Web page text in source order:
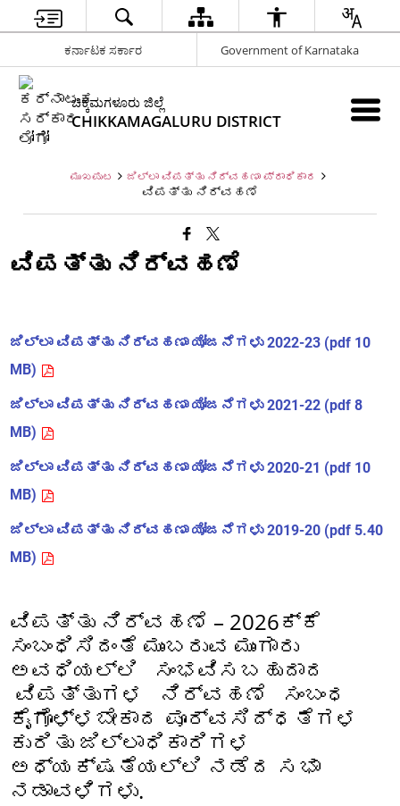
ಕರ್ನಾಟಕ ಸರ್ಕಾರ Government of Karnataka
ಚಿಕ್ಕಮಗಳೂರು ಜಿಲ್ಲೆ
CHIKKAMAGALURU DISTRICT
ಮುಖಪುಟ ಜಿಲ್ಲಾ ವಿಪತ್ತು ನಿರ್ವಹಣಾ ಪ್ರಾಧಿಕಾರ
ವಿಪತ್ತು ನಿರ್ವಹಣೆ
ವಿಪತ್ತು ನಿರ್ವಹಣೆ
ಜಿಲ್ಲಾ ವಿಪತ್ತು ನಿರ್ವಹಣಾ ಯೋಜನೆಗಳು 2022-23 (pdf 10
MB)
ಜಿಲ್ಲಾ ವಿಪತ್ತು ನಿರ್ವಹಣಾ ಯೋಜನೆಗಳು 2021-22 (pdf 8
MB)
ಜಿಲ್ಲಾ ವಿಪತ್ತು ನಿರ್ವಹಣಾ ಯೋಜನೆಗಳು 2020-21 (pdf 10
MB)
ಜಿಲ್ಲಾ ವಿಪತ್ತು ನಿರ್ವಹಣಾ ಯೋಜನೆಗಳು 2019-20 (pdf 5.40
MB)
ವಿಪತ್ತು ನಿರ್ವಹಣೆ – 2026ಕ್ಕೆ
ಸಂಬಂಧಿಸಿದಂತೆ ಮುಂಬರುವ ಮುಂಗಾರು
ಅವಧಿಯಲ್ಲಿ ಸಂಭವಿಸಬಹುದಾದ
ವಿಪತ್ತುಗಳ ನಿರ್ವಹಣೆ ಸಂಬಂಧ
ಕೈಗೊಳ್ಳಬೇಕಾದ ಪೂರ್ವಸಿದ್ಧತೆಗಳ
ಕುರಿತು ಜಿಲ್ಲಾಧಿಕಾರಿಗಳ
ಅಧ್ಯಕ್ಷತೆಯಲ್ಲಿ ನಡೆದ ಸಭಾ
ನಡಾವಳಿಗಳು.